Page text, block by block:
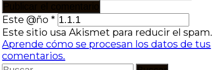
Este @ño *
Este sitio usa Akismet para reducir el spam.
Aprende cómo se procesan los datos de tus
comentarios.